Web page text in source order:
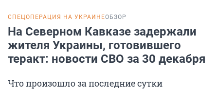
СПЕЦОПЕРАЦИЯ НА УКРАИНЕОБЗОР
На Северном Кавказе задержали
жителя Украины, готовившего
теракт: новости СВО за 30 декабря
Что произошло за последние сутки